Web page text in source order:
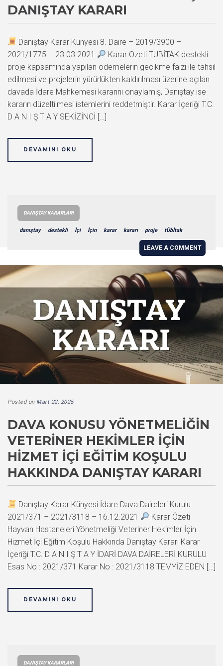
DANIŞTAY KARARI
Danıştay Karar Künyesi 8. Daire – 2019/3900 –
2021/1775 – 23.03.2021
Karar Özeti TÜBİTAK destekli
proje kapsamında yapılan ödemelerin gecikme faizi ile tahsil
edilmesi ve projelerin yürürlükten kaldırılması üzerine açılan
davada İdare Mahkemesi kararını onaylamış, Danıştay ise
kararın düzeltilmesi istemlerini reddetmiştir. Karar İçeriği T.C.
D A N I Ş T A Y SEKİZİNCİ […]
DEVAMINI OKU
DANIŞTAY KARARLARI
danıştay destekli İçi İçin karar kararı proje tÜbİtak
LEAVE A COMMENT
Posted on Mart 22, 2025
DAVA KONUSU YÖNETMELIĞIN
VETERINER HEKIMLER İÇIN
HIZMET İÇI EĞITIM KOŞULU
HAKKINDA DANIŞTAY KARARI
Danıştay Karar Künyesi İdare Dava Daireleri Kurulu –
2021/371 – 2021/3118 – 16.12.2021
Karar Özeti
Hayvan Hastaneleri Yönetmeliği Veteriner Hekimler İçin
Hizmet İçi Eğitim Koşulu Hakkında Danıştay Kararı Karar
İçeriği T.C. D A N I Ş T A Y İDARİ DAVA DAİRELERİ KURULU
Esas No : 2021/371 Karar No : 2021/3118 TEMYİZ EDEN […]
DEVAMINI OKU
DANIŞTAY KARARLARI